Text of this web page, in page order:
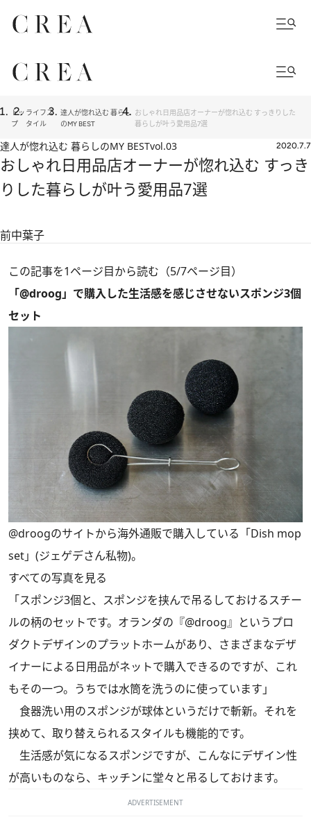
トッ
プ
ライフス
タイル
達人が惚れ込む 暮らし
のMY BEST
おしゃれ日用品店オーナーが惚れ込む すっきりした
暮らしが叶う愛用品7選
達人が惚れ込む 暮らしのMY BESTvol.03 2020.7.7
おしゃれ日用品店オーナーが惚れ込む すっき
りした暮らしが叶う愛用品7選
前中葉子
この記事を1ページ目から読む（5/7ページ目）
「@droog」で購入した生活感を感じさせないスポンジ3個
セット
@droogのサイトから海外通販で購入している「Dish mop
set」(ジェゲデさん私物)。
すべての写真を見る
「スポンジ3個と、スポンジを挟んで吊るしておけるスチー
ルの柄のセットです。オランダの『@droog』というプロ
ダクトデザインのプラットホームがあり、さまざまなデザ
イナーによる日用品がネットで購入できるのですが、これ
もその一つ。うちでは水筒を洗うのに使っています」
食器洗い用のスポンジが球体というだけで斬新。それを
挟めて、取り替えられるスタイルも機能的です。
生活感が気になるスポンジですが、こんなにデザイン性
が高いものなら、キッチンに堂々と吊るしておけます。
ADVERTISEMENT